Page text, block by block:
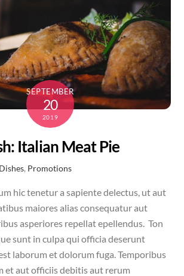
SEPTEMBER
20
2019
Italian Meat Pie
, Promotions
hic tenetur a sapiente delectus, ut aut
maiores alias consequatur aut
asperiores repellat epellendus. Ton
sunt in culpa qui officia deserunt
laborum et dolorum fuga. Temporibus
et aut officiis debitis aut rerum